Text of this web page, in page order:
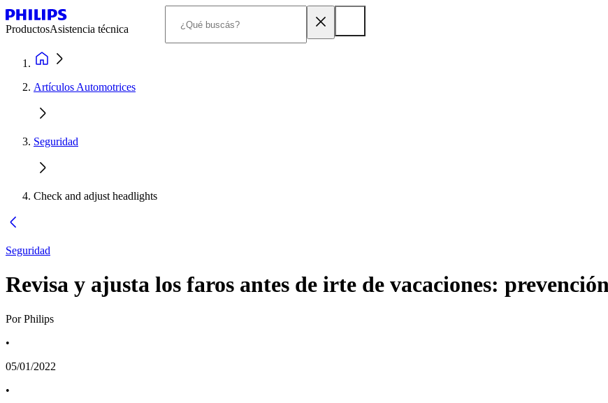
ProductosAsistencia técnica
Artículos Automotrices
Seguridad
Check and adjust headlights
Seguridad
Revisa y ajusta los faros antes de irte de vacaciones:
Por Philips
•
05/01/2022
•